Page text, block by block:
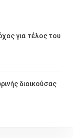
για τέλος του
διοικούσας